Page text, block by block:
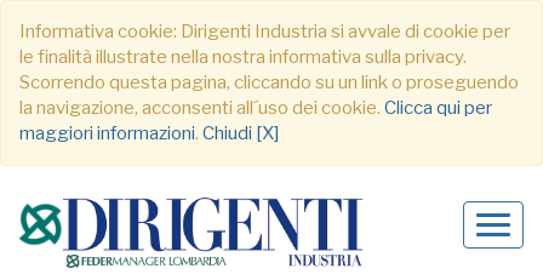
Informativa cookie: Dirigenti Industria si avvale di cookie per
le finalità illustrate nella nostra informativa sulla privacy.
Scorrendo questa pagina, cliccando su un link o proseguendo
la navigazione, acconsenti all´uso dei cookie. Clicca qui per
maggiori informazioni. Chiudi [X]